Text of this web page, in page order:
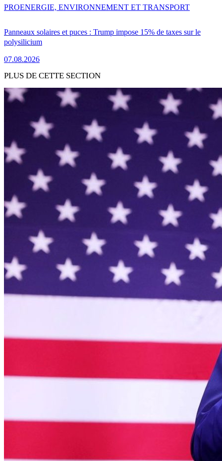
Panneaux solaires et puces : Trump impose 15% de taxes sur le
polysilicium
07.08.2026
PROENERGIE, ENVIRONNEMENT ET TRANSPORT
PLUS DE CETTE SECTION